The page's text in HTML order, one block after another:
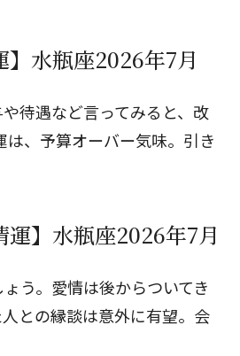
】水瓶座2026年7月
待遇など言ってみると、改
は、予算オーバー気味。引き
運】水瓶座2026年7月
う。愛情は後からついてき
との縁談は意外に有望。会